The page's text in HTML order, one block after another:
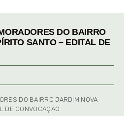
DO BAIRRO
SANTO – EDITAL DE
DO BAIRRO JARDIM NOVA
DE CONVOCAÇÃO